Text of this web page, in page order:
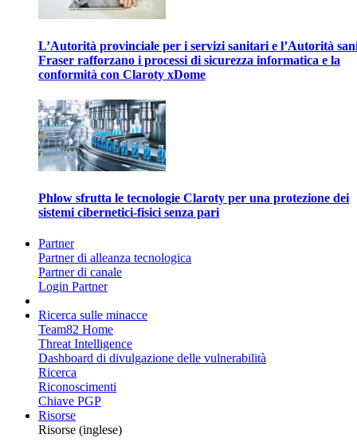
L’Autorità provinciale per i servizi sanitari e l’Autorità
Fraser rafforzano i processi di sicurezza informatica e la
conformità con Claroty xDome
Phlow sfrutta le tecnologie Claroty per una protezione dei
sistemi cibernetici-fisici senza pari
Partner
Partner di alleanza tecnologica
Partner di canale
Login Partner
Ricerca sulle minacce
Team82 Home
Threat Intelligence
Dashboard di divulgazione delle vulnerabilità
Ricerca
Riconoscimenti
Chiave PGP
Risorse
Risorse (inglese)